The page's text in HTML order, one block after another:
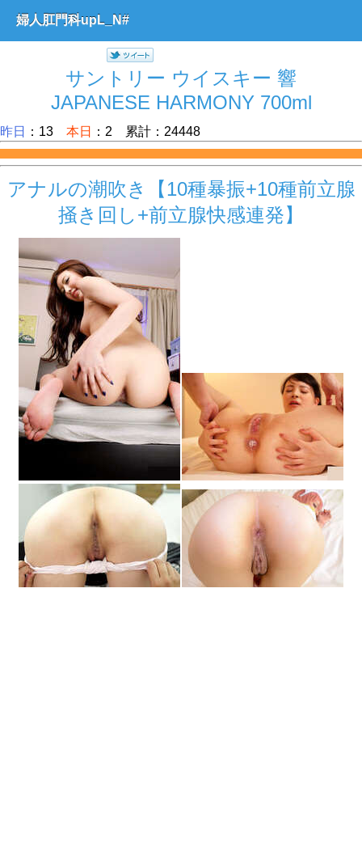
婦人肛門科upL_N#
サントリー ウイスキー 響
JAPANESE HARMONY 700ml
昨日 ：13 本日 ：2 累計：24448
アナルの潮吹き【10種暴振+10種前立腺
掻き回し+前立腺快感連発】